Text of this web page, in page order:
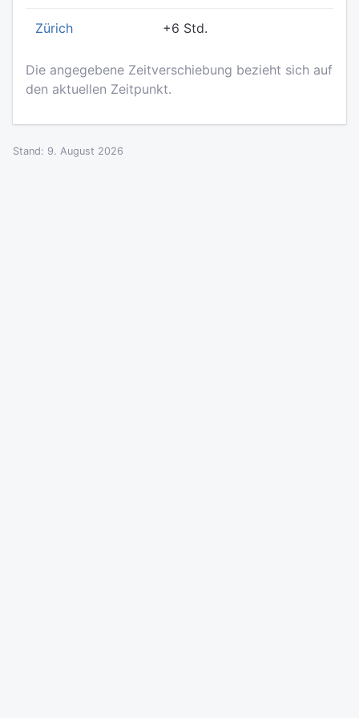
Zürich +6 Std.
Die angegebene Zeitverschiebung bezieht sich auf
den aktuellen Zeitpunkt.
Stand: 9. August 2026